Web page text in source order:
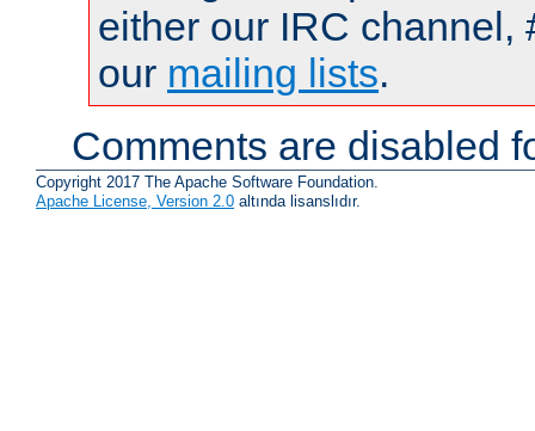
either our IRC channel,
our mailing lists.
Comments are disabled
Copyright 2017 The Apache Software Foundation.
Apache License, Version 2.0 altında lisanslıdır.